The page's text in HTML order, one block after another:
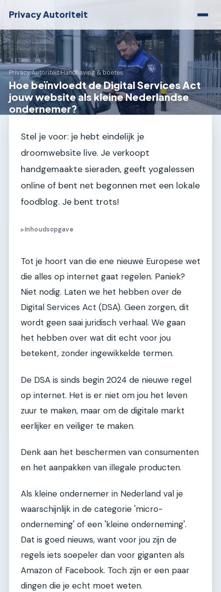
Privacy Autoriteit
Privacy Autoriteit›Handhaving & boetes
Hoe beïnvloedt de Digital Services Act
jouw website als kleine Nederlandse
ondernemer?
Stel je voor: je hebt eindelijk je
droomwebsite live. Je verkoopt
handgemaakte sieraden, geeft yogalessen
online of bent net begonnen met een lokale
foodblog. Je bent trots!
▶Inhoudsopgave
Tot je hoort van die ene nieuwe Europese wet
die alles op internet gaat regelen. Paniek?
Niet nodig. Laten we het hebben over de
Digital Services Act (DSA). Geen zorgen, dit
wordt geen saai juridisch verhaal. We gaan
het hebben over wat dit echt voor jou
betekent, zonder ingewikkelde termen.
De DSA is sinds begin 2024 de nieuwe regel
op internet. Het is er niet om jou het leven
zuur te maken, maar om de digitale markt
eerlijker en veiliger te maken.
Denk aan het beschermen van consumenten
en het aanpakken van illegale producten.
Als kleine ondernemer in Nederland val je
waarschijnlijk in de categorie 'micro-
onderneming' of een 'kleine onderneming'.
Dat is goed nieuws, want voor jou zijn de
regels iets soepeler dan voor giganten als
Amazon of Facebook. Toch zijn er een paar
dingen die je echt moet weten.